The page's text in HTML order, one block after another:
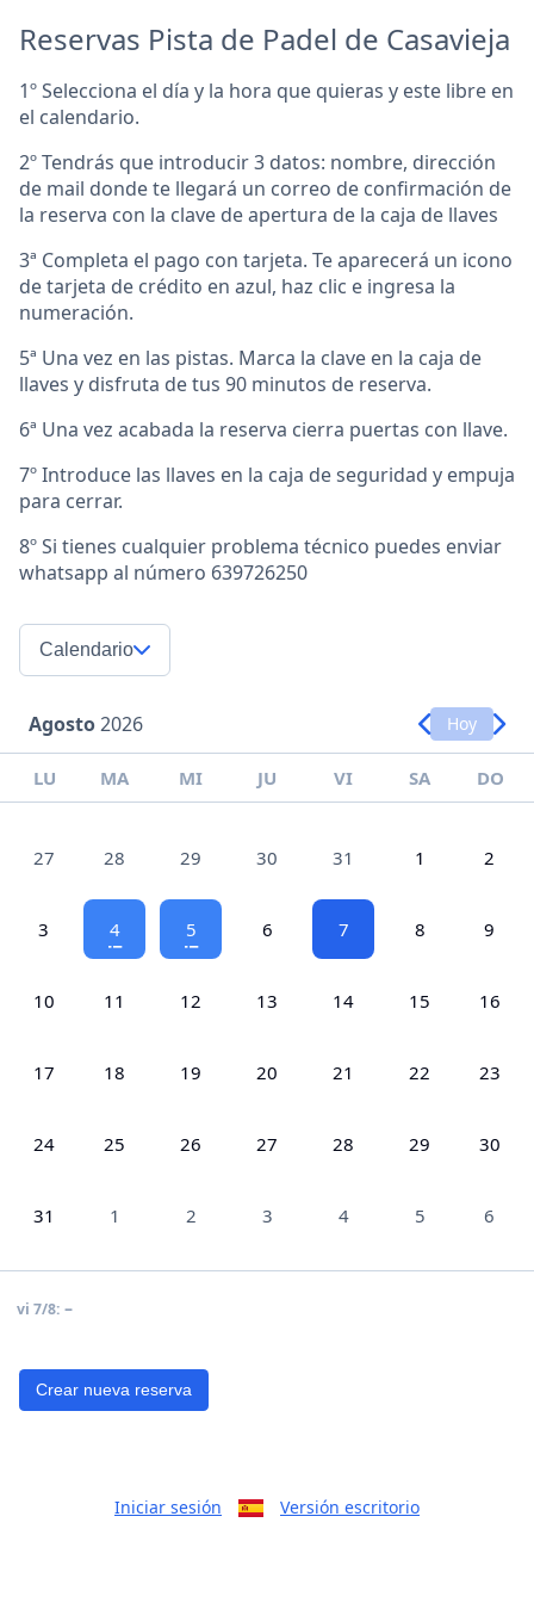
Reservas Pista de Padel de Casavieja
1º Selecciona el día y la hora que quieras y este libre en
el calendario.
2º Tendrás que introducir 3 datos: nombre, dirección
de mail donde te llegará un correo de confirmación de
la reserva con la clave de apertura de la caja de llaves
3ª Completa el pago con tarjeta. Te aparecerá un icono
de tarjeta de crédito en azul, haz clic e ingresa la
numeración.
5ª Una vez en las pistas. Marca la clave en la caja de
llaves y disfruta de tus 90 minutos de reserva.
6ª Una vez acabada la reserva cierra puertas con llave.
7º Introduce las llaves en la caja de seguridad y empuja
para cerrar.
8º Si tienes cualquier problema técnico puedes enviar
whatsapp al número 639726250
Calendario
Agosto2026 Hoy
LU MA MI JU VI SA DO
27 28 29 30 31 1 2
3 4 5 6 7 8 9
10 11 12 13 14 15 16
17 18 19 20 21 22 23
24 25 26 27 28 29 30
31 1 2 3 4 5 6
vi 7/8: –
Crear nueva reserva
Iniciar sesión Versión escritorio